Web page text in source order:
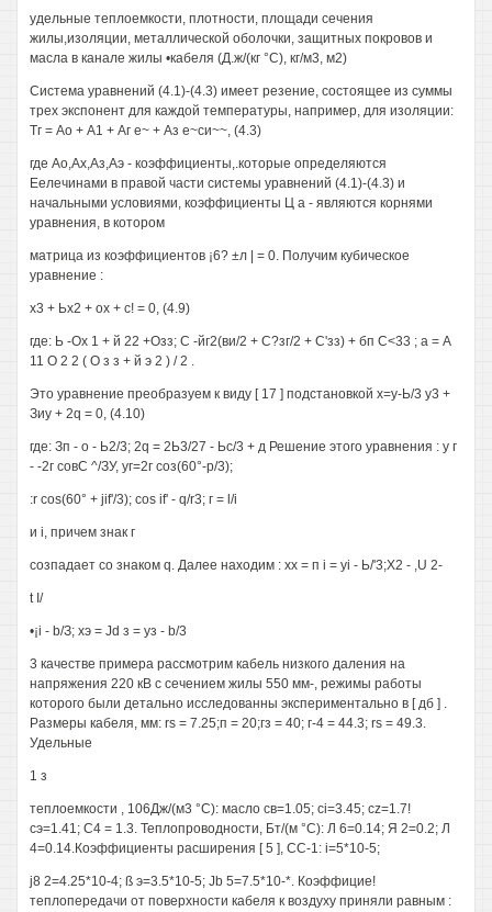
удельные теплоемкости, плотности, площади сечения
жилы,изоляции, металлической оболочки, защитных покровов и
масла в канале жилы •кабеля (Д.ж/(кг °С), кг/м3, м2)
Система уравнений (4.1)-(4.3) имеет резение, состоящее из суммы
трех экспонент для каждой температуры, например, для изоляции:
Тг = Ао + А1 + Аг е~ + Аз е~си~~, (4.3)
где Ао,Ах,Аз,Аэ - коэффициенты,.которые определяются
Еелечинами в правой части системы уравнений (4.1)-(4.3) и
начальными условиями, коэффициенты Ц а - являются корнями
уравнения, в котором
матрица из коэффициентов ¡6? ±л | = 0. Получим кубическое
уравнение :
х3 + Ьх2 + ох + с! = 0, (4.9)
где: Ь -Ох 1 + й 22 +Озз; С -йг2(ви/2 + С?зг/2 + С'зз) + бп С<33 ; а = А
11 О 2 2 ( О з з + й э 2 ) / 2 .
Это уравнение преобразуем к виду [ 17 ] подстановкой х=у-Ь/3 у3 +
Зиу + 2q = 0, (4.10)
где: Зп - о - Ь2/3; 2q = 2Ь3/27 - Ьс/3 + д Решение этого уравнения : у г
- -2г совС ^/ЗУ, уг=2г соз(60°-р/3);
:r cos(60° + jif'/3); cos if' - q/r3; г = l/i
и i, причем знак г
созпадает со знаком q. Далее находим : хх = п i = yi - Ь/'3;Х2 - ,U 2-
t I/
•¡i - b/З; хэ = Jd з = уз - b/3
3 качестве примера рассмотрим кабель низкого даления на
напряжения 220 кВ с сечением жилы 550 мм-, режимы работы
которого были детально исследованны экспериментально в [ дб ] .
Размеры кабеля, мм: rs = 7.25;п = 20;гз = 40; г-4 = 44.3; rs = 49.3.
Удельные
1 з
теплоемкости , 106Дж/(м3 °С): масло св=1.05; ci=3.45; cz=1.7!
сэ=1.41; С4 = 1.3. Теплопроводности, Бт/(м °С): Л 6=0.14; Я 2=0.2; Л
4=0.14.Коэффициенты расширения [ 5 ], СС-1: i=5*10-5;
j8 2=4.25*10-4; ß э=3.5*10-5; Jb 5=7.5*10-*. Коэффицие!
теплопередачи от поверхности кабеля к воздуху приняли равным :